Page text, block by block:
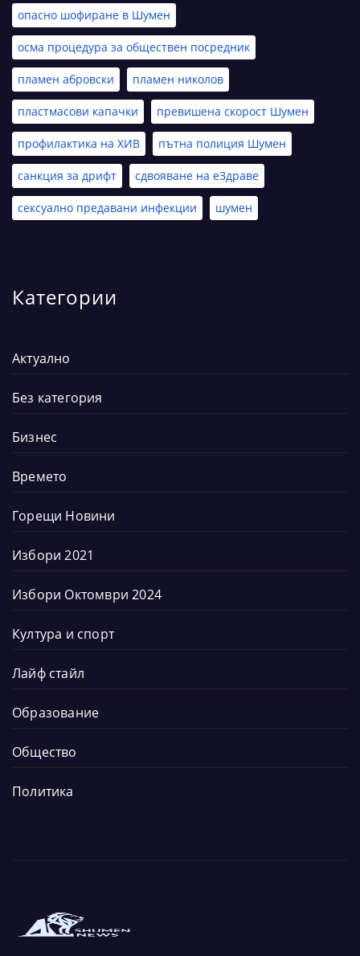
опасно шофиране в Шумен
осма процедура за обществен посредник
пламен абровски пламен николов
пластмасови капачки превишена скорост Шумен
профилактика на ХИВ пътна полиция Шумен
санкция за дрифт сдвояване на еЗдраве
сексуално предавани инфекции шумен
Категории
Актуално
Без категория
Бизнес
Времето
Горещи Новини
Избори 2021
Избори Октомври 2024
Култура и спорт
Лайф стайл
Образование
Общество
Политика